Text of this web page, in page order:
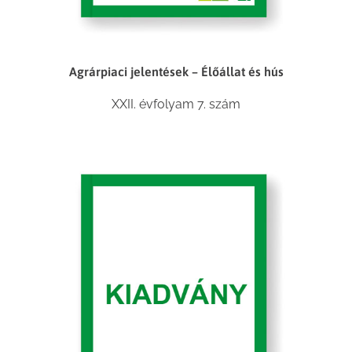
Agrárpiaci jelentések – Élőállat és hús
XXII. évfolyam 7. szám